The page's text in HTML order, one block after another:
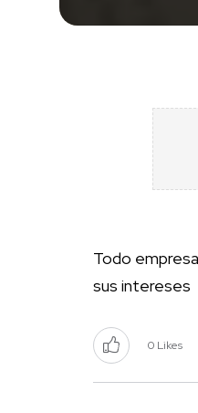
Todo
sus intereses
0 Likes